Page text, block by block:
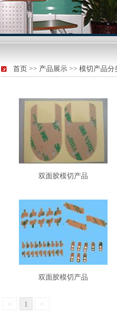
首页 >> 产品展示 >> 模切产品分
双面胶模切产品
双面胶模切产品
< 1 <